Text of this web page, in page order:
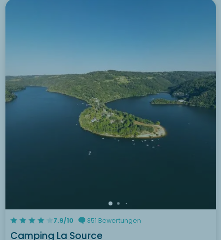
7.9/10 351 Bewertungen
Camping La Source